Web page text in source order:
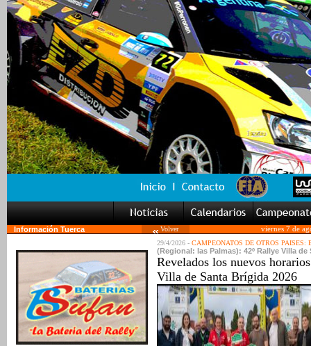
Información Tuerca Volver
viernes 7 de
29/4/2026 - CAMPEONATOS DE OTROS PAISES:
(Regional: las Palmas): 42º Rallye Villa
Revelados los nuevos
Villa de Santa Brígida 2026